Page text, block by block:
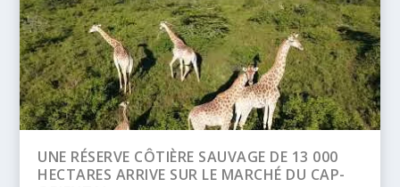
13 000
CAP-
BANQUE AFRICAINE DE DÉVELOPPEMENT
(BAD) – ASSEMBLÉE ANNUELLES 2026 :